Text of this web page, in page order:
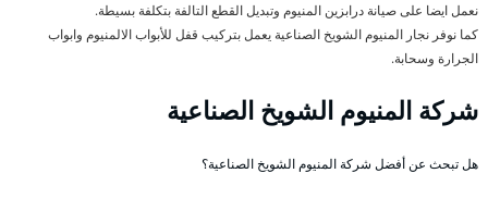
نعمل ايضا على صيانة درابزين المنيوم وتبديل القطع التالفة بتكلفة بسيطة.
كما نوفر نجار المنيوم الشويخ الصناعية يعمل بتركيب قفل للأبواب الالمنيوم وابواب
الجرارة وسحابة.
شركة المنيوم الشويخ الصناعية
هل تبحث عن أفضل شركة المنيوم الشويخ الصناعية؟